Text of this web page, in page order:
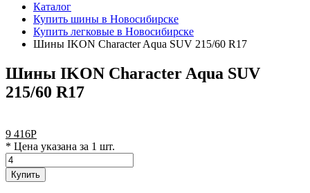
Каталог
Купить шины в Новосибирске
Купить легковые в Новосибирске
Шины IKON Character Aqua SUV 215/60 R17
Шины IKON Character Aqua SUV
215/60 R17
9 416Р
* Цена указана за 1 шт.
Купить